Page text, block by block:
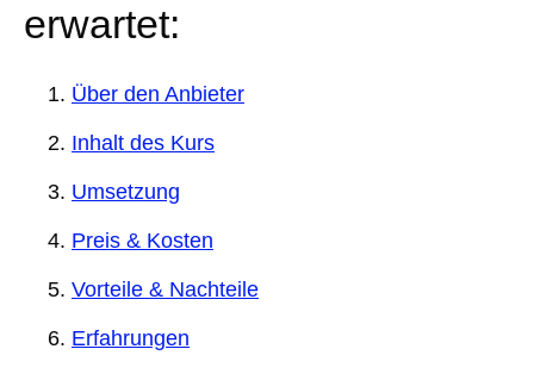
erwartet:
Über den Anbieter
Inhalt des Kurs
Umsetzung
Preis & Kosten
Vorteile & Nachteile
Erfahrungen